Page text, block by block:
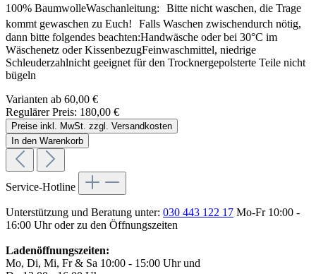
100% BaumwolleWaschanleitung: Bitte nicht waschen, die Trage
kommt gewaschen zu Euch! Falls Waschen zwischendurch nötig,
dann bitte folgendes beachten:Handwäsche oder bei 30°C im
Wäschenetz oder KissenbezugFeinwaschmittel, niedrige
Schleuderzahlnicht geeignet für den Trocknergepolsterte Teile nicht
bügeln
Varianten ab 60,00 €
Regulärer Preis: 180,00 €
Preise inkl. MwSt. zzgl. Versandkosten
In den Warenkorb
Service-Hotline
Unterstützung und Beratung unter: 030 443 122 17 Mo-Fr 10:00 -
16:00 Uhr oder zu den Öffnungszeiten
Ladenöffnungszeiten:
Mo, Di, Mi, Fr & Sa 10:00 - 15:00 Uhr und